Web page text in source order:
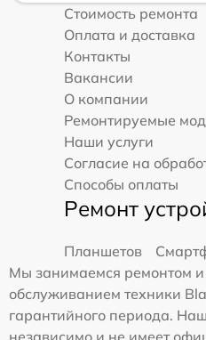
Стоимость ремонта
Оплата и доставка
Контакты
Вакансии
О компании
Ремонтируемые
Наши услуги
Согласие на
Способы оплаты
Ремонт
Планшетов
Мы занимаемся ремонтом и
обслуживанием техники
гарантийного периода.
независимо и не имеет